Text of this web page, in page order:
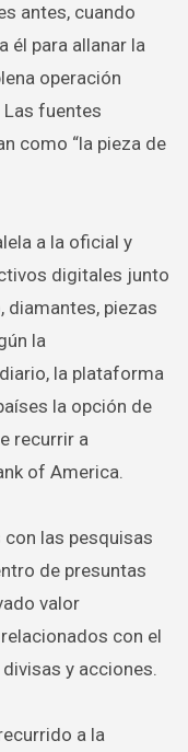
antes, cuando
él para allanar la
operación
Las fuentes
como “la pieza de
a la oficial y
digitales junto
piezas
la
la plataforma
la opción de
recurrir a
of America.
las pesquisas
de presuntas
valor
con el
y acciones.
a la